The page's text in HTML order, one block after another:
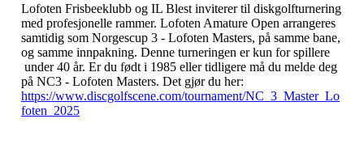
Lofoten Frisbeeklubb og IL Blest inviterer til diskgolfturnering
med profesjonelle rammer. Lofoten Amature Open arrangeres
samtidig som Norgescup 3 - Lofoten Masters, på samme bane,
og samme innpakning. Denne turneringen er kun for spillere
under 40 år. Er du født i 1985 eller tidligere må du melde deg
på NC3 - Lofoten Masters. Det gjør du her:
https://www.discgolfscene.com/tournament/NC_3_Master_Lo
foten_2025